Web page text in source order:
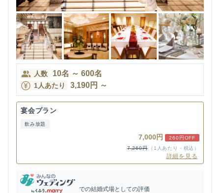
人数 10名 ～ 600名
1人あたり 3,190円 ～
宴会プラン
飲み放題
7,000円
260円OFF
7,260円
（1人あたり・税込）
詳細を見る
での結婚式場としての評価